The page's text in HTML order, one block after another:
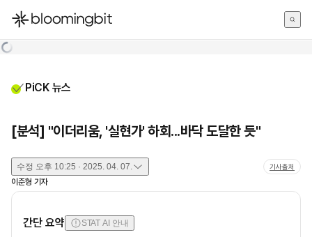
한국어
PiCK 뉴스
[분석] "이더리움, '실현가' 하회...바닥 도달한 듯"
수정 오후 10:25 · 2025. 04. 07. 기사출처
이준형 기자
간단 요약 STAT AI 안내